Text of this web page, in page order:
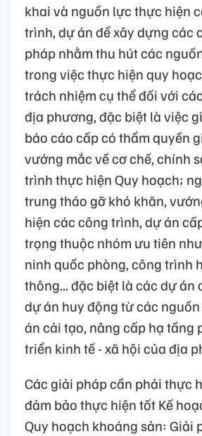
khai và nguồn lực thực hiện
trình, dự án để xây dựng các
pháp nhằm thu hút các
trong việc thực hiện quy
trách nhiệm cụ thể đối với
địa phương, đặc biệt là việc
báo cáo cấp có thẩm quyền
vướng mắc về cơ chế, chính
trình thực hiện Quy hoạch;
trung tháo gỡ khó khăn,
hiện các công trình, dự án
trọng thuộc nhóm ưu tiên
ninh quốc phòng, công trình
thông... đặc biệt là các dự án
dự án huy động từ các
án cải tạo, nâng cấp hạ tầng
triển kinh tế - xã hội của địa
Các giải pháp cần phải thực
đảm bảo thực hiện tốt Kế
Quy hoạch khoáng sản: Giải